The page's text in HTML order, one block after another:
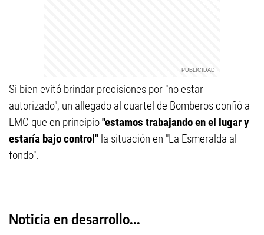
Si bien evitó brindar precisiones por "no estar
autorizado", un allegado al cuartel de Bomberos confió a
LMC que en principio"estamos trabajando en el lugar y
estaría bajo control" la situación en "La Esmeralda al
fondo".
Noticia en desarrollo...